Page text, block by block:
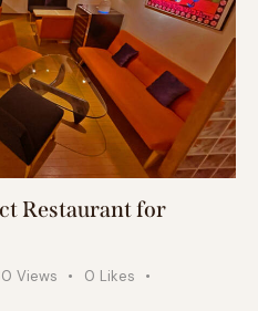
Restaurant for
Views 0 Likes